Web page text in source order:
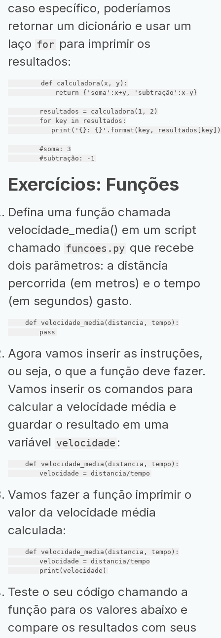
caso específico, poderíamos
retornar um dicionário e usar um
laço for para imprimir os
resultados:
def calculadora (x, y) :
return { 'soma' :x+y, 'subtração' :x-y}
        resultados = calculadora(
1 , 2 )
for key in resultados:
           print(
'{}: {}' .format(key,
#soma: 3
#subtração: -1
Exercícios: Funções
Defina uma função chamada
velocidade_media() em um script
chamado funcoes.py que recebe
dois parâmetros: a distância
percorrida (em metros) e o tempo
(em segundos) gasto.
def velocidade_media (distancia, tempo) :
pass
Agora vamos inserir as instruções,
ou seja, o que a função deve fazer.
Vamos inserir os comandos para
calcular a velocidade média e
guardar o resultado em uma
variável velocidade :
def velocidade_media (distancia, tempo) :
        velocidade = distancia/tempo
Vamos fazer a função imprimir o
valor da velocidade média
calculada:
def velocidade_media (distancia, tempo) :
        velocidade = distancia/tempo
        print(velocidade)
Teste o seu código chamando a
função para os valores abaixo e
compare os resultados com seus